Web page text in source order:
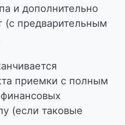
и дополнительно
(с предварительным
приемки с полным
(если таковые